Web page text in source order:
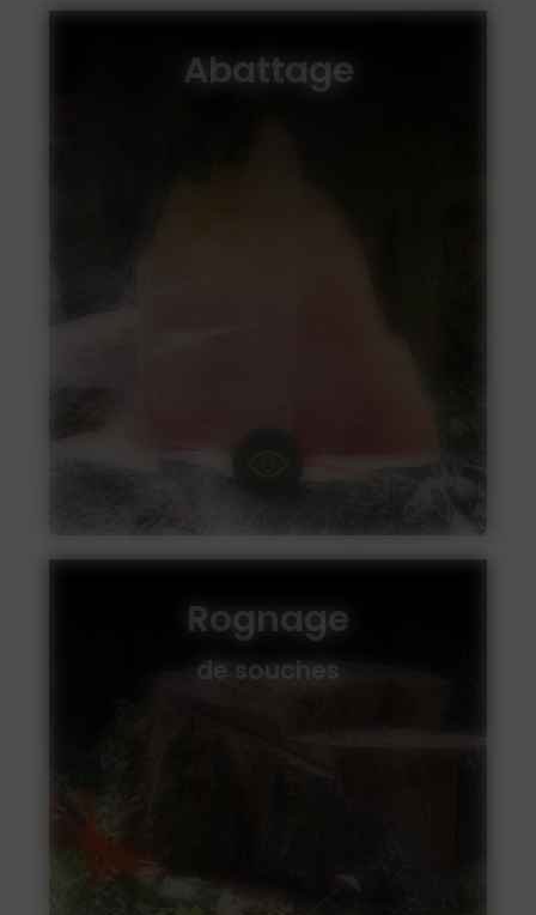
Abattage
Rognage
de souches